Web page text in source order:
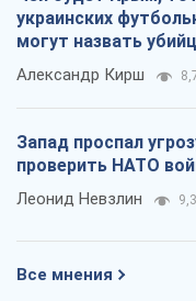
украинских
могут назвать
Александр Кирш
Запад проспал
проверить НАТО
Леонид Невзлин
Все мнения